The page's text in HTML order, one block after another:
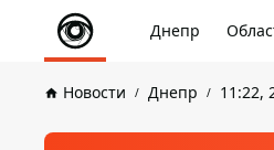
Днепр
Новости Днепр 11:22,